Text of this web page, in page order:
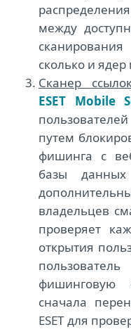
между
сколько и ядер
Сканер
ESET Mobile
путем
фишинга с
базы
владельцев
проверяет
открытия
фишинговую
сначала
ESET для